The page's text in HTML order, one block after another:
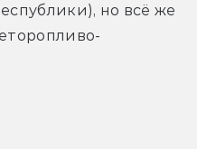
но всё же